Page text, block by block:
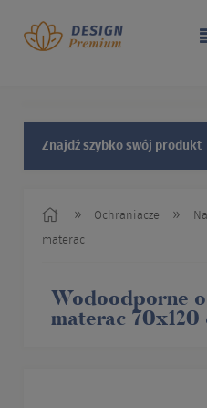
Znajdź szybko swój produkt
» Ochraniacze » Na
materac
Wodoodporne
materac 70x120